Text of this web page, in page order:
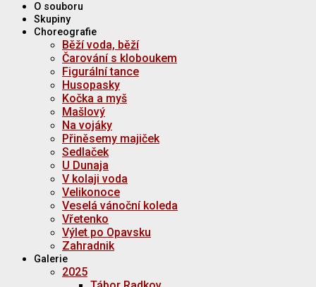
O souboru
Skupiny
Choreografie
Běží voda, běží
Čarování s kloboukem
Figurální tance
Husopasky
Kočka a myš
Mašlový
Na vojáky
Přiněsemy majiček
Sedlaček
U Dunaja
V kolaji voda
Velikonoce
Veselá vánoční koleda
Vřetenko
Výlet po Opavsku
Zahradnik
Galerie
2025